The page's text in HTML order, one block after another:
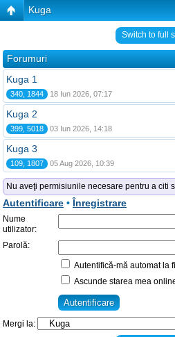
Kuga
Switch to full
Forumuri
Kuga 1
340, 1844 18 Iun 2026, 07:17
Kuga 2
399, 5018 03 Iun 2026, 14:18
Kuga 3
109, 1807 05 Aug 2026, 10:39
Nu aveţi permisiunile necesare pentru a citi
Autentificare • Înregistrare
Nume
utilizator:
Parolă:
Autentifică-mă automat la
Ascunde starea mea
Mergi la: